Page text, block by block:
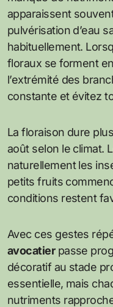
apparaissent
pulvérisation d’eau
habituellement.
floraux se forment
l’extrémité des
constante et évitez
La floraison dure
août selon le climat.
naturellement les
petits fruits
conditions restent
Avec ces gestes
avocatierpasse
décoratif au stade
essentielle, mais
nutriments